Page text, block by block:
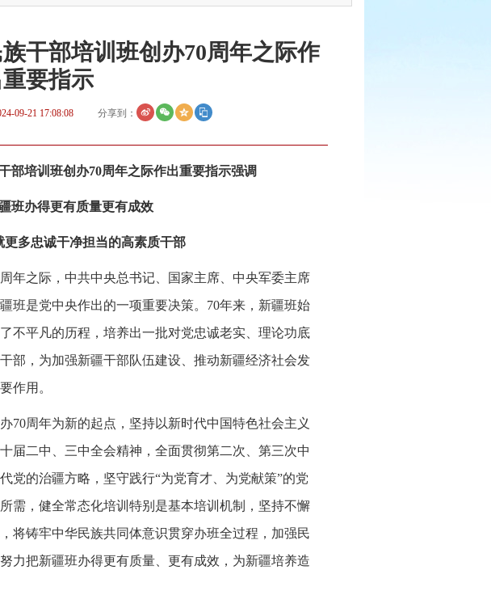
干部培训班创办70周年之际作
要指示
09-21 17:08:08 分享到：
部培训班创办70周年之际作出重要指示强调
班办得更有质量更有成效
更多忠诚干净担当的高素质干部
年之际，中共中央总书记、国家主席、中央军委主席
班是党中央作出的一项重要决策。70年来，新疆班始
不平凡的历程，培养出一批对党忠诚老实、理论功底
部，为加强新疆干部队伍建设、推动新疆经济社会发
作用。
70周年为新的起点，坚持以新时代中国特色社会主义
届二中、三中全会精神，全面贯彻第二次、第三次中
党的治疆方略，坚守践行“为党育才、为党献策”的党
需，健全常态化培训特别是基本培训机制，坚持不懈
将铸牢中华民族共同体意识贯穿办班全过程，加强民
力把新疆班办得更有质量、更有成效，为新疆培养造